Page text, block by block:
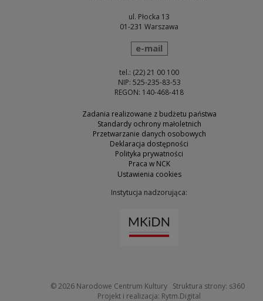
ul. Płocka 13
01-231 Warszawa
wyślij wiadomość
e-mail
tel.: (22) 21 00 100
NIP: 525-235-83-53
REGON: 140-468-418
Zadania realizowane z budżetu państwa
Standardy ochrony małoletnich
Przetwarzanie danych osobowych
Deklaracja dostępności
Polityka prywatności
Praca w NCK
Ustawienia cookies
Instytucja nadzorująca:
© 2026 Narodowe Centrum KulturyStruktura strony: s360
Projekt i realizacja: Rytm.Digital